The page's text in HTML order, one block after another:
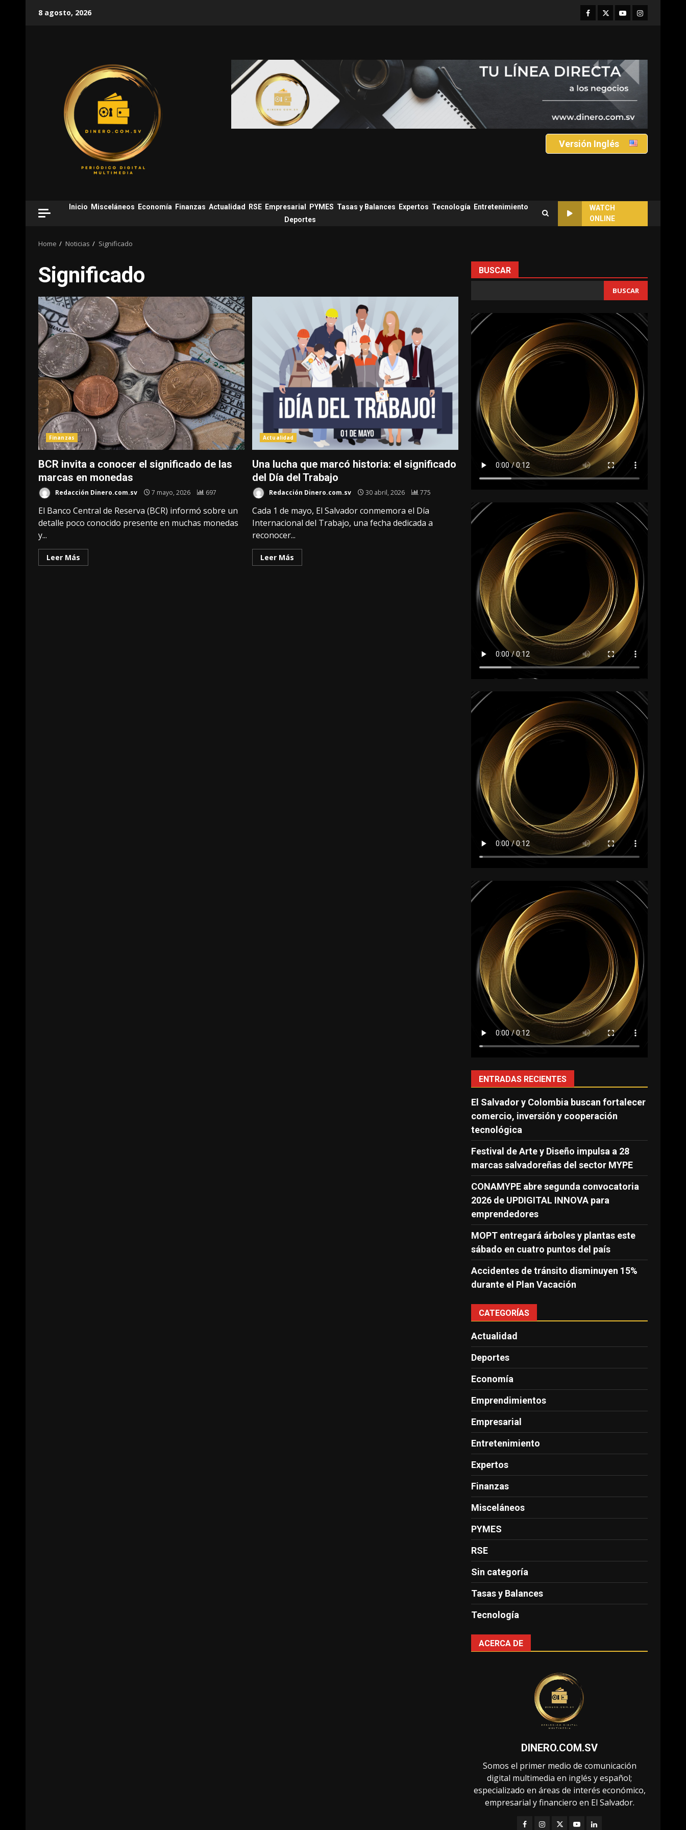
8 agosto, 2026 Facebook
TwitterYoutubeInstagram
Versión Inglés
Inicio Misceláneos Economía Finanzas Actualidad RSE Empresarial PYMES Tasas y Balances Expertos Tecnología
Entretenimiento
Deportes
WATCH
ONLINE
Home Noticias Significado
Significado
Finanzas
BCR invita a conocer el significado de las
marcas en monedas
Redacción Dinero.com.sv 7 mayo, 2026 697
El Banco Central de Reserva (BCR) informó sobre un
detalle poco conocido presente en muchas monedas
y...
Leer Más
Actualidad
Una lucha que marcó historia: el significado
del Día del Trabajo
Redacción Dinero.com.sv 30 abril, 2026 775
Cada 1 de mayo, El Salvador conmemora el Día
Internacional del Trabajo, una fecha dedicada a
reconocer...
Leer Más
BUSCAR
BUSCAR
ENTRADAS RECIENTES
El Salvador y Colombia buscan fortalecer
comercio, inversión y cooperación
tecnológica
Festival de Arte y Diseño impulsa a 28
marcas salvadoreñas del sector MYPE
CONAMYPE abre segunda convocatoria
2026 de UPDIGITAL INNOVA para
emprendedores
MOPT entregará árboles y plantas este
sábado en cuatro puntos del país
Accidentes de tránsito disminuyen 15%
durante el Plan Vacación
CATEGORÍAS
Actualidad
Deportes
Economía
Emprendimientos
Empresarial
Entretenimiento
Expertos
Finanzas
Misceláneos
PYMES
RSE
Sin categoría
Tasas y Balances
Tecnología
ACERCA DE
DINERO.COM.SV
Somos el primer medio de comunicación
digital multimedia en inglés y español;
especializado en áreas de interés económico,
empresarial y financiero en El Salvador.